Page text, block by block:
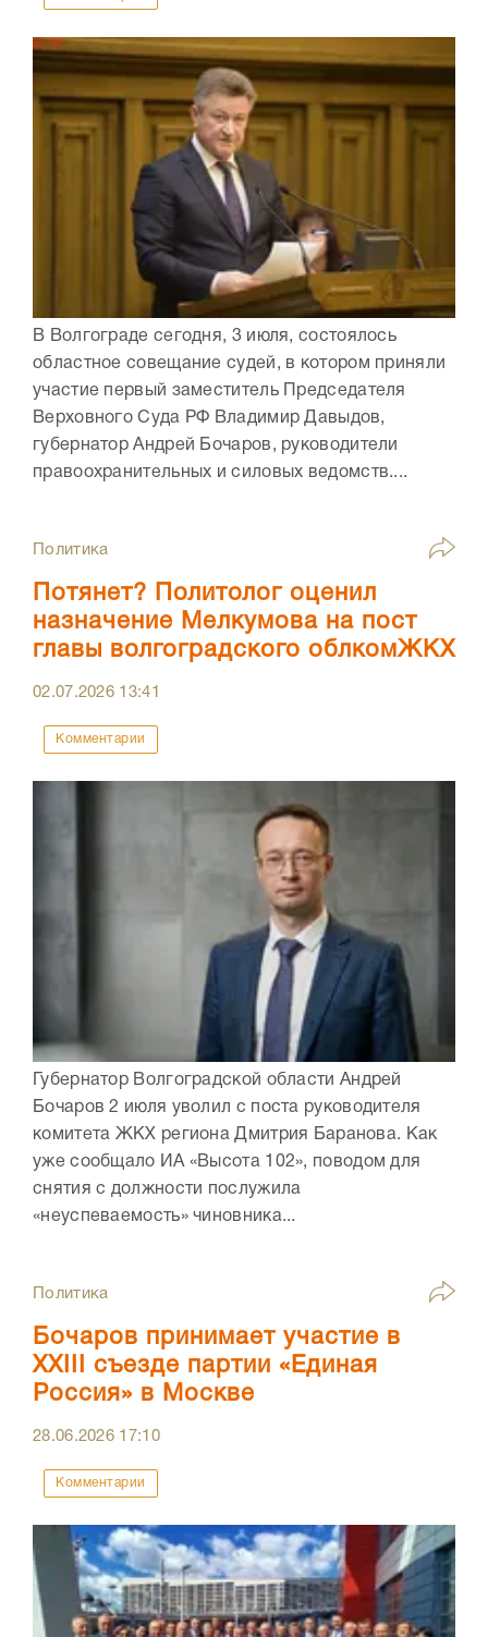
В Волгограде сегодня, 3 июля, состоялось
областное совещание судей, в котором приняли
участие первый заместитель Председателя
Верховного Суда РФ Владимир Давыдов,
губернатор Андрей Бочаров, руководители
правоохранительных и силовых ведомств....
Политика
Потянет? Политолог оценил
назначение Мелкумова на пост
главы волгоградского облкомЖКХ
02.07.2026 13:41
Комментарии
Губернатор Волгоградской области Андрей
Бочаров 2 июля уволил с поста руководителя
комитета ЖКХ региона Дмитрия Баранова. Как
уже сообщало ИА «Высота 102», поводом для
снятия с должности послужила
«неуспеваемость» чиновника...
Политика
Бочаров принимает участие в
XXIII съезде партии «Единая
Россия» в Москве
28.06.2026 17:10
Комментарии